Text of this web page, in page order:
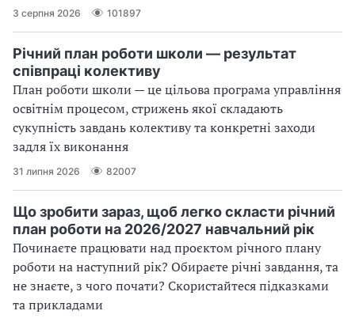
3 серпня 2026 101897
Річний план роботи школи — результат
співпраці колективу
План роботи школи — це цільова програма управління
освітнім процесом, стрижень якої складають
сукупність завдань колективу та конкретні заходи
задля їх виконання
31 липня 2026 82007
Що зробити зараз, щоб легко скласти річний
план роботи на 2026/2027 навчальний рік
Починаєте працювати над проєктом річного плану
роботи на наступний рік? Обираєте річні завдання, та
не знаєте, з чого почати? Скористайтеся підказками
та прикладами